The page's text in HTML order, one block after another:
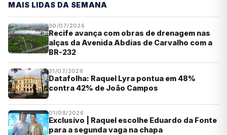
MAIS LIDAS DA SEMANA
30/07/2026
Recife avança com obras de drenagem nas
alças da Avenida Abdias de Carvalho com a
BR-232
31/07/2026
Datafolha: Raquel Lyra pontua em 48%
contra 42% de João Campos
01/08/2026
Exclusivo | Raquel escolhe Eduardo da Fonte
para a segunda vaga na chapa